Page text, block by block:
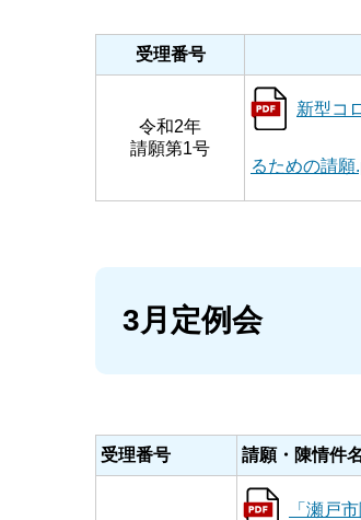
受理番号
令和2年
請願第1号
新型コ
るための請願
3月定例会
受理番号 請願・陳情件名
「瀬戸